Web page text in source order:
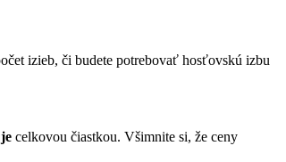
izieb, či budete potrebovať hosťovskú izbu
celkovou čiastkou. Všimnite si, že ceny